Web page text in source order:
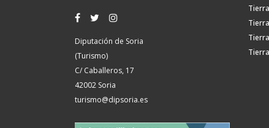
Diputación de Soria
(Turismo)
C/ Caballeros, 17
42002 Soria
turismo@dipsoria.es